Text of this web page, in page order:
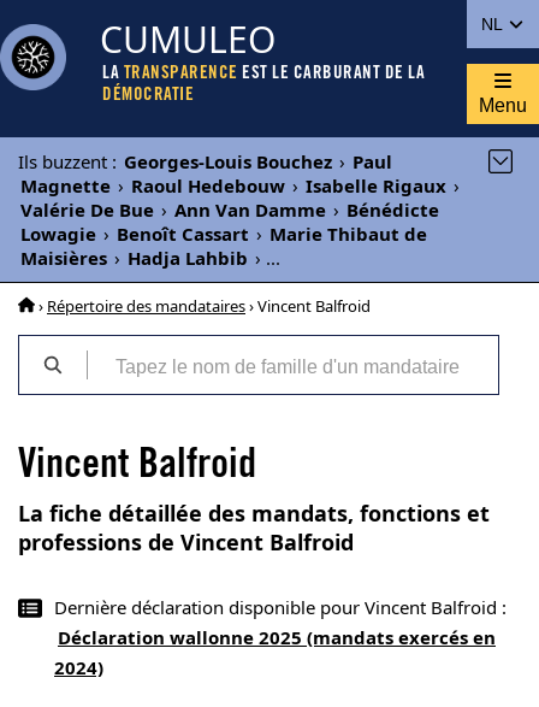
NL
CUMULEO
LA TRANSPARENCE EST LE CARBURANT DE LA
DÉMOCRATIE
Menu
Ils buzzent : Georges-Louis Bouchez › Paul
Magnette › Raoul Hedebouw › Isabelle Rigaux ›
Valérie De Bue › Ann Van Damme › Bénédicte
Lowagie › Benoît Cassart › Marie Thibaut de
Maisières › Hadja Lahbib › ...
› Répertoire des mandataires› Vincent Balfroid
Vincent Balfroid
La fiche détaillée des mandats, fonctions et
professions de Vincent Balfroid
Dernière déclaration disponible pour Vincent Balfroid :
Déclaration wallonne 2025 (mandats exercés en
2024)